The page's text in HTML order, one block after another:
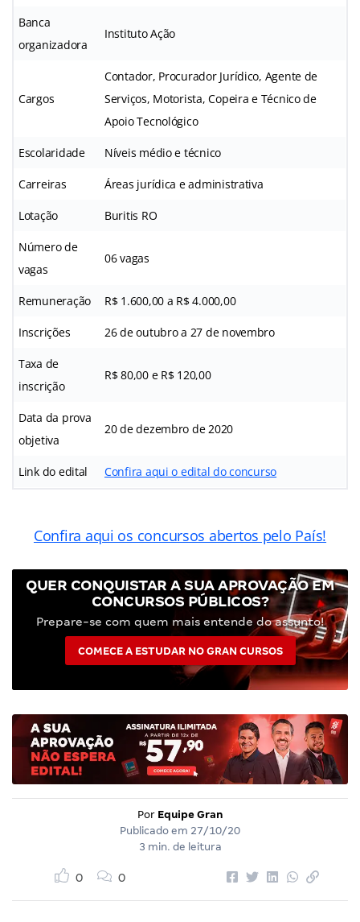
Banca
organizadora
Instituto Ação
Cargos
Contador, Procurador Jurídico, Agente de
Serviços, Motorista, Copeira e Técnico de
Apoio Tecnológico
Escolaridade Níveis médio e técnico
Carreiras Áreas jurídica e administrativa
Lotação Buritis RO
Número de
vagas
06 vagas
Remuneração R$ 1.600,00 a R$ 4.000,00
Inscrições 26 de outubro a 27 de novembro
Taxa de
inscrição
R$ 80,00 e R$ 120,00
Data da prova
objetiva
20 de dezembro de 2020
Link do edital Confira aqui o edital do concurso
Confira aqui os concursos abertos pelo País!
QUER CONQUISTAR A SUA APROVAÇÃO EM
CONCURSOS PÚBLICOS?
Prepare-se com quem mais entende do assunto!
COMECE A ESTUDAR NO GRAN CURSOS
Por Equipe Gran
Publicado em 27/10/20
3 min. de leitura
0 0